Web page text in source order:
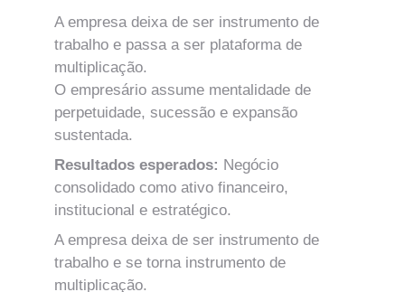
A empresa deixa de ser instrumento de
trabalho e passa a ser plataforma de
multiplicação.
O empresário assume mentalidade de
perpetuidade, sucessão e expansão
sustentada.
Resultados esperados: Negócio
consolidado como ativo financeiro,
institucional e estratégico.
A empresa deixa de ser instrumento de
trabalho e se torna instrumento de
multiplicação.